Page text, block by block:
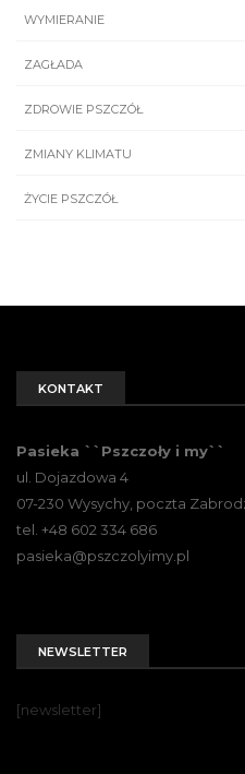
WYMIERANIE
ZAGŁADA
ZDROWIE PSZCZÓŁ
ZMIANY KLIMATU
ŻYCIE PSZCZÓŁ
KONTAKT
Pasieka ``Pszczoły i my``
ul. Dojazdowa 4
07-230 Wysychy, poczta
tel. +48 602 334 686
pasieka@pszczolyimy.pl
NEWSLETTER
[newsletter]